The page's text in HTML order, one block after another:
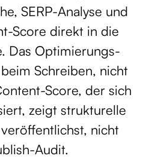
SERP-Analyse und
Score direkt in die
Das Optimierungs-
Schreiben, nicht
Score, der sich
zeigt strukturelle
nicht
Audit.